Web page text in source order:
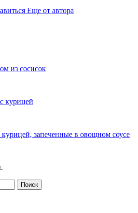
Еще от автора
из сосисок
курицей
запеченные в овощном соусе